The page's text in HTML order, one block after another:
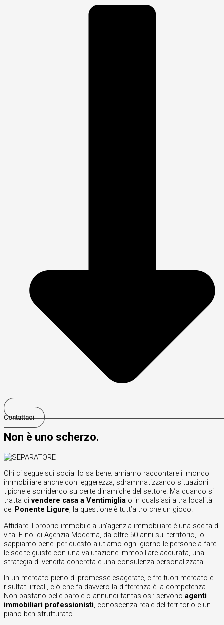
Contattaci
Non è uno scherzo.
Chi ci segue sui social lo sa bene: amiamo raccontare il mondo
immobiliare anche con leggerezza, sdrammatizzando situazioni
tipiche e sorridendo su certe dinamiche del settore. Ma quando si
tratta di vendere casa a Ventimiglia o in qualsiasi altra località
del Ponente Ligure, la questione è tutt’altro che un gioco.
Affidare il proprio immobile a un’agenzia immobiliare è una scelta di
vita. E noi di Agenzia Moderna, da oltre 50 anni sul territorio, lo
sappiamo bene: per questo aiutiamo ogni giorno le persone a fare
le scelte giuste con una valutazione immobiliare accurata, una
strategia di vendita concreta e una consulenza personalizzata.
In un mercato pieno di promesse esagerate, cifre fuori mercato e
risultati irreali, ciò che fa davvero la differenza è la competenza.
Non bastano belle parole o annunci fantasiosi: servono agenti
immobiliari professionisti, conoscenza reale del territorio e un
piano ben strutturato.